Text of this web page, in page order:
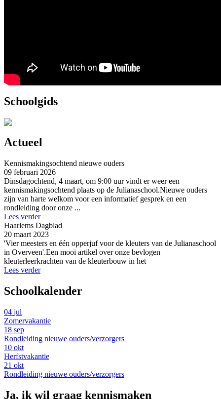
Schoolgids
Actueel
Kennismakingsochtend nieuwe ouders
09 februari 2026
Dinsdagochtend, 4 maart, om 9:00 uur vindt er weer een
kennismakingsochtend plaats op de Julianaschool.Nieuwe ouders
zijn van harte welkom voor een informatief gesprek en een
rondleiding door onze ...
Lees verder
Haarlems Dagblad
20 maart 2023
'Vier meesters en één opperjuf voor de kleuters van de Julianaschool
in Overveen'.Een mooi artikel over onze bevlogen
kleuterleerkrachten van de kleuterbouw in het
Lees verder
Schoolkalender
04 jul
Zomervakantie
18 sep
Rondleiding nieuwe ouders/verzorgers
10 okt
Herfstvakantie
21 okt
Rondleiding nieuwe ouders/verzorgers
Ja, ik wil graag kennismaken